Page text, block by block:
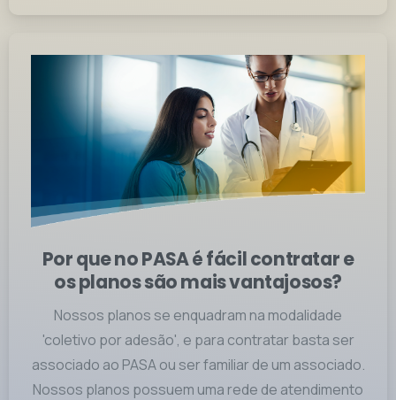
Por que no PASA é fácil contratar e
os planos são mais vantajosos?
Nossos planos se enquadram na modalidade
'coletivo por adesão', e para contratar basta ser
associado ao PASA ou ser familiar de um associado.
Nossos planos possuem uma rede de atendimento